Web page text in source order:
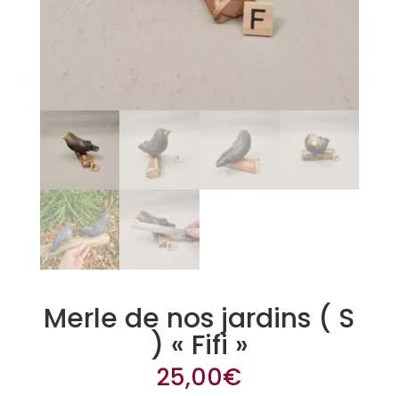
Merle de nos jardins ( S
) « Fifi »
25,00€